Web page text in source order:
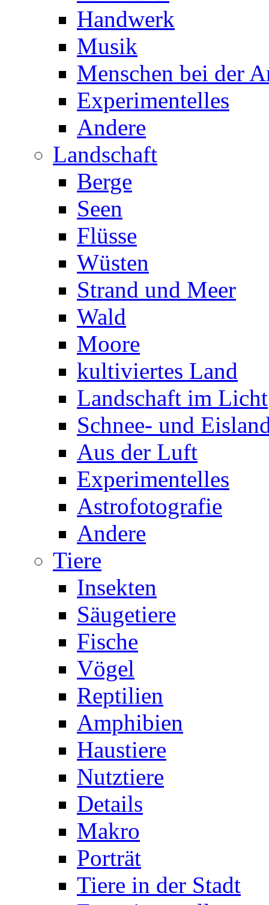
Handwerk
Musik
Menschen bei der
Experimentelles
Andere
Landschaft
Berge
Seen
Flüsse
Wüsten
Strand und Meer
Wald
Moore
kultiviertes Land
Landschaft im Licht
Schnee- und
Aus der Luft
Experimentelles
Astrofotografie
Andere
Tiere
Insekten
Säugetiere
Fische
Vögel
Reptilien
Amphibien
Haustiere
Nutztiere
Details
Makro
Porträt
Tiere in der Stadt